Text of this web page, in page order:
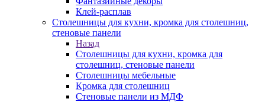
Клей-расплав
Столешницы для кухни, кромка для столешниц,
стеновые панели
Назад
Столешницы для кухни, кромка для
столешниц, стеновые панели
Столешницы мебельные
Кромка для столешниц
Стеновые панели из МДФ